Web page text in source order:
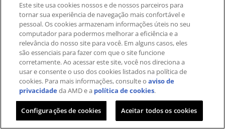
Este site usa cookies nossos e de nossos parceiros ​para
tornar sua experiência de navegação mais confortável e
pessoal. ​Os cookies armazenam informações úteis no seu
computador para podermos melhorar a eficiência e a
relevância do nosso site para você. Em alguns casos, eles
são essenciais para fazer com que o site funcione
corretamente. Ao acessar este site, você nos direciona a
usar e consente o uso dos cookies listados na política de
cookies. Para mais informações, consulte oaviso de
privacidadeda AMD e a política de cookies.
Configurações de cookies Aceitar todos os cookies